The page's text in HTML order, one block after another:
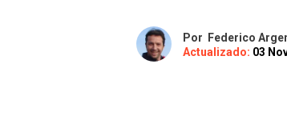
Por
Federico
Actualizado: 03